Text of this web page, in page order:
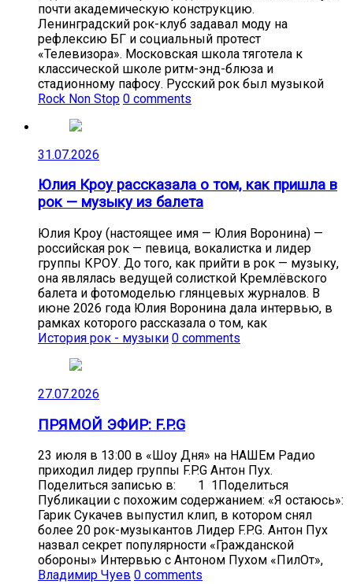
почти академическую конструкцию.
Ленинградский рок-клуб задавал моду на
рефлексию БГ и социальный протест
«Телевизора». Московская школа тяготела к
классической школе ритм-энд-блюза и
стадионному пафосу. Русский рок был музыкой
Rock Non Stop 0 comments
31.07.2026
Юлия Кроу рассказала о том, как пришла в
рок — музыку из балета
Юлия Кроу (настоящее имя — Юлия Воронина) —
российская рок — певица, вокалистка и лидер
группы КРОУ. До того, как прийти в рок — музыку,
она являлась ведущей солисткой Кремлёвского
балета и фотомоделью глянцевых журналов. В
июне 2026 года Юлия Воронина дала интервью, в
рамках которого рассказала о том, как
История рок - музыки 0 comments
27.07.2026
ПРЯМОЙ ЭФИР: F.P.G
23 июля в 13:00 в «Шоу Дня» на НАШЕм Радио
приходил лидер группы F.P.G Антон Пух.
Поделиться записью в: 1 1Поделиться
Публикации с похожим содержанием: «Я остаюсь»:
Гарик Сукачев выпустил клип, в котором снял
более 20 рок-музыкантов Лидер F.P.G. Антон Пух
назвал секрет популярности «Гражданской
обороны» Интервью с Антоном Пухом «ПилОт»,
Владимир Чуев 0 comments